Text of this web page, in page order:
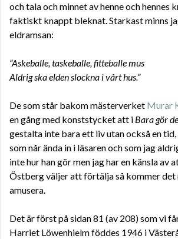
och tala och minnet av henne och hennes
faktiskt knappt bleknat. Starkast minns
eldramsan:
”Askeballe, taskeballe, fitteballe mus
Aldrig ska elden slockna i vårt hus.”
De som står bakom mästerverket Murar
en gång med konststycket att i Bara gör
gestalta inte bara ett liv utan också en tid,
som når ända in i läsaren och som jag
inte hur han gör men jag har en känsla av
Östberg väljer att förtälja så kommer det
amusera.
Det är först på sidan 81 (av 208) som vi
Harriet Löwenhielm föddes 1946 i